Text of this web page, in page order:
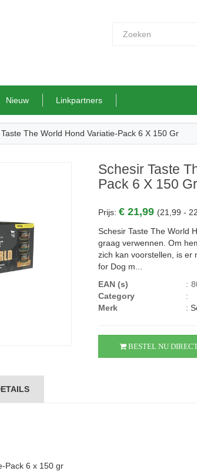
Nieuw Linkpartners
The World Hond Variatie-Pack 6 X 150 Gr
Schesir Taste
Pack 6 X 150 Gr
Prijs:€ 21,99 (21,99 -
Schesir Taste The World
graag verwennen. Om
zich kan voorstellen, is er
for Dog m...
EAN (s)
:
Category
:
Merk
:
BESTEL NU
Pack 6 x 150 gr